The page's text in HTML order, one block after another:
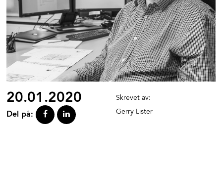
20.01.2020
Del på:
Skrevet av:
Gerry Lister